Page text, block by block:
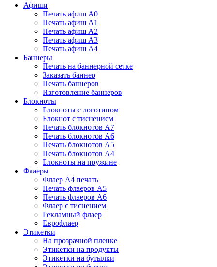
Афиши
Печать афиш А0
Печать афиш А1
Печать афиш А2
Печать афиш А3
Печать афиш А4
Баннеры
Печать на баннерной сетке
Заказать баннер
Печать баннеров
Изготовление баннеров
Блокноты
Блокноты с логотипом
Блокнот с тиснением
Печать блокнотов А7
Печать блокнотов А6
Печать блокнотов А5
Печать блокнотов А4
Блокноты на пружине
Флаеры
Флаер А4 печать
Печать флаеров А5
Печать флаеров А6
Флаер с тиснением
Рекламный флаер
Еврофлаер
Этикетки
На прозрачной пленке
Этикетки на продукты
Этикетки на бутылки